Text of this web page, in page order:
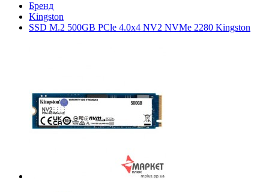
Бренд
Kingston
SSD M.2 500GB PCle 4.0x4 NV2 NVMe 2280 Kingston